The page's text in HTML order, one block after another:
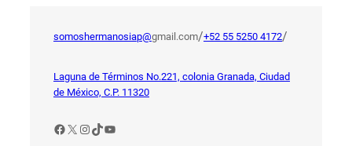
somoshermanosiap@gmail.com/+52 55 5250 4172/
Laguna de Términos No.221, colonia Granada, Ciudad
de México, C.P. 11320
Facebook
X Instagram
TikTok
YouTube